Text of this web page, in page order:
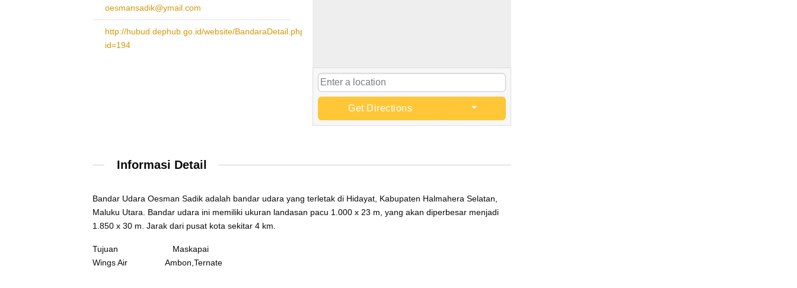
oesmansadik@ymail.com
http://hubud.dephub.go.id/website/BandaraDetail.php?
id=194
Get Directions
Informasi Detail
Bandar Udara Oesman Sadik adalah bandar udara yang terletak di Hidayat, Kabupaten Halmahera Selatan,
Maluku Utara. Bandar udara ini memiliki ukuran landasan pacu 1.000 x 23 m, yang akan diperbesar menjadi
1.850 x 30 m. Jarak dari pusat kota sekitar 4 km.
Tujuan Maskapai
Wings Air Ambon,Ternate